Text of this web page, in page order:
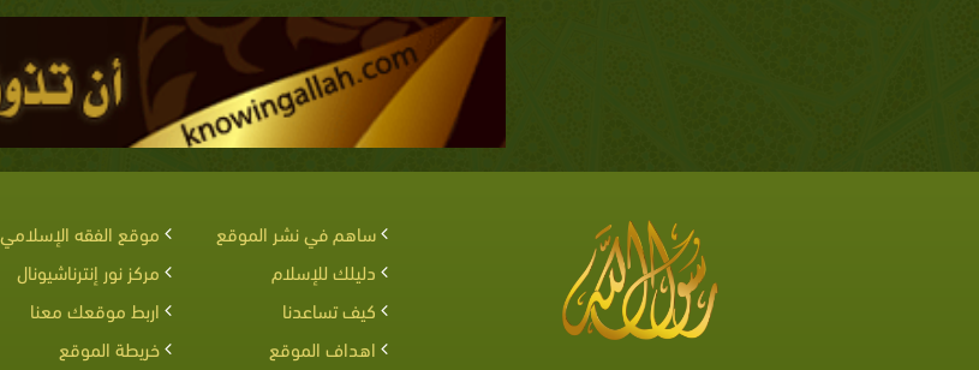
ساهم في نشر الموقع
موقع الفقه الإسلامي
دليلك للإسلام
مركز نور إنترناشيونال
كيف تساعدنا
اربط موقعك معنا
اهداف الموقع
خريطة الموقع